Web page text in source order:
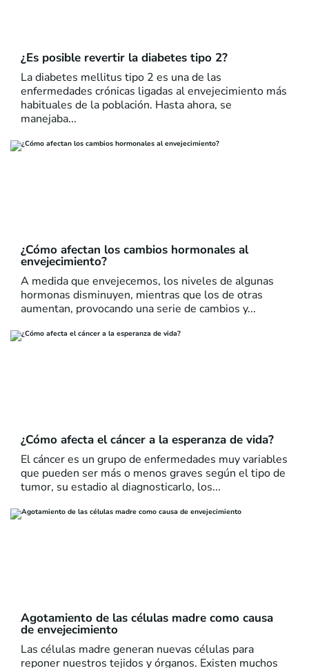
¿Es posible revertir la diabetes tipo 2?
La diabetes mellitus tipo 2 es una de las
enfermedades crónicas ligadas al envejecimiento más
habituales de la población. Hasta ahora, se
manejaba...
¿Cómo afectan los cambios hormonales al
envejecimiento?
A medida que envejecemos, los niveles de algunas
hormonas disminuyen, mientras que los de otras
aumentan, provocando una serie de cambios y...
¿Cómo afecta el cáncer a la esperanza de vida?
El cáncer es un grupo de enfermedades muy variables
que pueden ser más o menos graves según el tipo de
tumor, su estadio al diagnosticarlo, los...
Agotamiento de las células madre como causa
de envejecimiento
Las células madre generan nuevas células para
reponer nuestros tejidos y órganos. Existen muchos